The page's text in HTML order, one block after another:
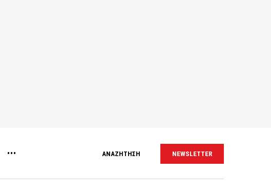
ΑΝΑΖΗΤΗΣΗ NEWSLETTER